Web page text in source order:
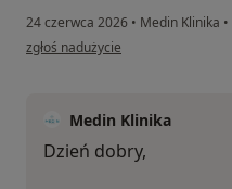
24 czerwca 2026 • Medin Klinika •
w opinii użytkownika Gabigier
zgłoś nadużycie
Medin Klinika
Dzień dobry,